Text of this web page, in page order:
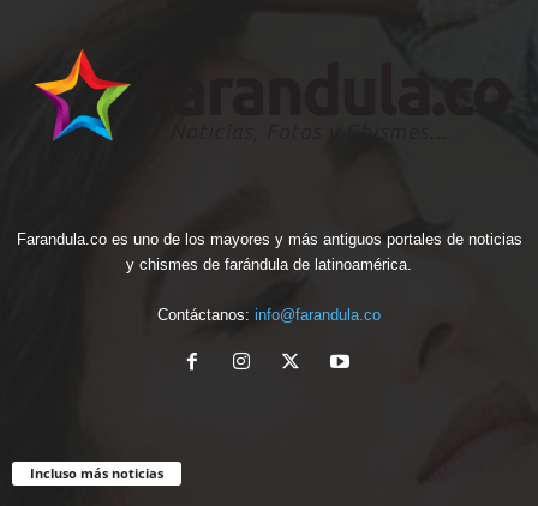
Farandula.co es uno de los mayores y más antiguos portales de noticias
y chismes de farándula de latinoamérica.
Contáctanos: info@farandula.co
Incluso más noticias